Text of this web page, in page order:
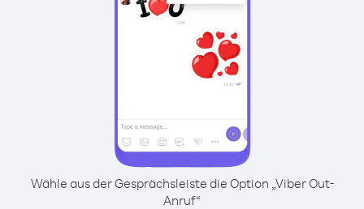
Wähle aus der Gesprächsleiste die Option „Viber Out-
Anruf“